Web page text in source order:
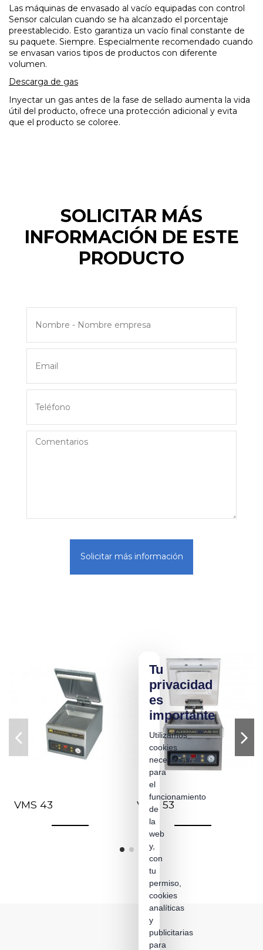
Las máquinas de envasado al vacío equipadas con control
Sensor calculan cuando se ha alcanzado el porcentaje
preestablecido. Esto garantiza un vacío final constante de
su paquete. Siempre. Especialmente recomendado cuando
se envasan varios tipos de productos con diferente
volumen.
Descarga de gas
Inyectar un gas antes de la fase de sellado aumenta la vida
útil del producto, ofrece una protección adicional y evita
que el producto se coloree.
SOLICITAR MÁS
INFORMACIÓN DE ESTE
PRODUCTO
Solicitar más información
VMS 43 VMS 53
Tu
privacidad
es
importante
Utilizamos
cookies
necesarias
para
el
funcionamiento
de
la
web
y,
con
tu
permiso,
cookies
analíticas
y
publicitarias
para